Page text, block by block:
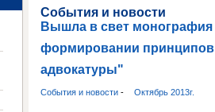
События и новости
Вышла в свет
формировании принципов
адвокатуры"
События и новости- Октябрь 2013г.